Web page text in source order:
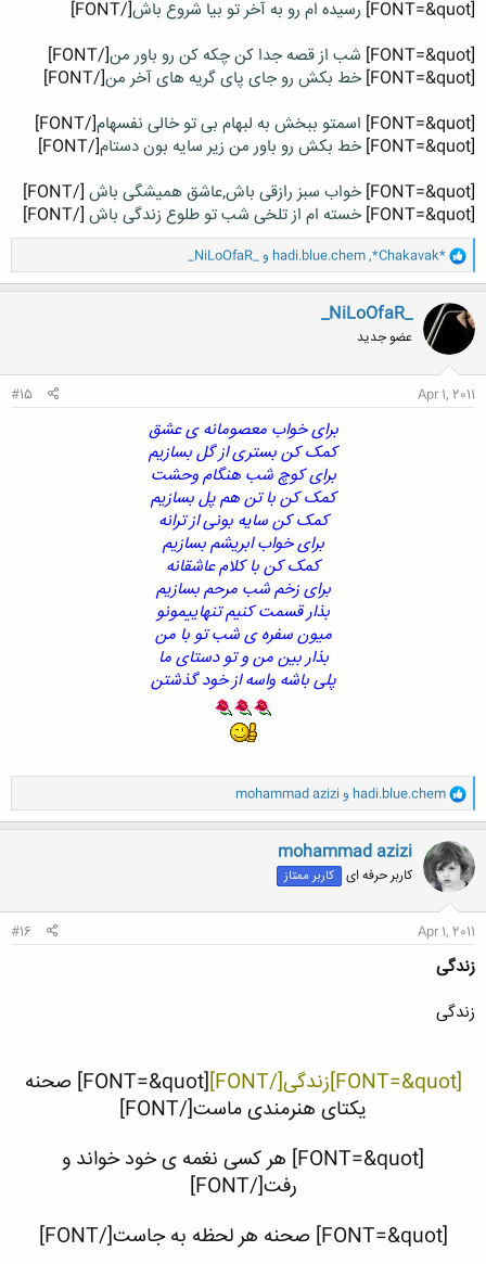
[FONT=&quot]
رسیده ام رو به آخر تو بیا شروع باش[/FONT]
[FONT=&quot]
شب از قصه جدا کن چکه کن رو باور من[/FONT]
[FONT=&quot]
خط بکش رو جای پای گریه های آخر من[/FONT]
[FONT=&quot]
اسمتو ببخش به لبهام بی تو خالی نفسهام[/FONT]
[FONT=&quot]
خط بکش رو باور من زیر سایه بون دستام[/FONT]
[FONT=&quot]
خواب سبز رازقی باش,عاشق همیشگی باش [/FONT]
[FONT=&quot]
خسته ام از تلخی شب تو طلوع زندگی باش [/FONT]
و
ا
ک
ن
ش
ا
*Chakavak*
,
hadi.blue.chem و_NiLoOfaR_
_NiLoOfaR_
عضو جدید
Apr 1, 2011
#15
برای خواب معصومانه ی عشق
کمک کن بستری از گل بسازیم
برای کوچ شب هنگام وحشت
کمک کن با تن هم پل بسازیم
کمک کن سایه بونی از ترانه
برای خواب ابریشم بسازیم
کمک کن با کلام عاشقانه
برای زخم شب مرحم بسازیم
بذار قسمت کنیم تنهاییمونو
میون سفره ی شب تو با من
بذار بین من و تو دستای ما
پلی باشه واسه از خود گذشتن
و
ا
ک
ن
ش
ه
ا
hadi.blue.chem و mohammad azizi
mohammad azizi
کاربر حرفه ای کاربر ممتاز
Apr 1, 2011
#16
زندگی
زندگی
[FONT=&quot]زندگی[/FONT]
[FONT=&quot] صحنه
یکتای هنرمندی ماست[/FONT]
[FONT=&quot] هر کسی نغمه ی خود خواند و
رفت[/FONT]
[FONT=&quot] صحنه هر لحظه به جاست[/FONT]